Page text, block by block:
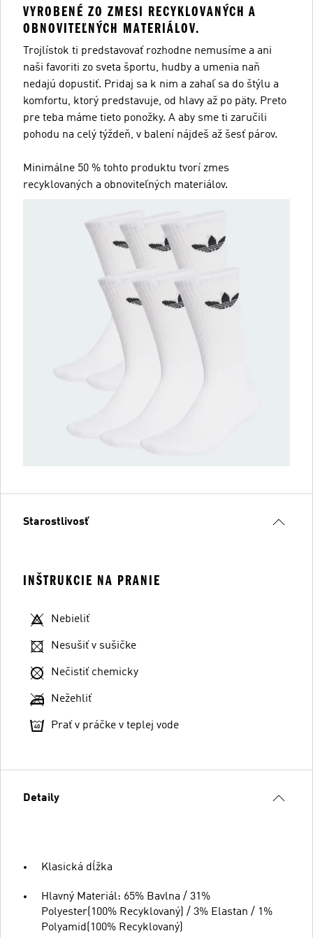
VYROBENÉ ZO ZMESI RECYKLOVANÝCH A
OBNOVITEĽNÝCH MATERIÁLOV.
Trojlístok ti predstavovať rozhodne nemusíme a ani
naši favoriti zo sveta športu, hudby a umenia naň
nedajú dopustiť. Pridaj sa k nim a zahaľ sa do štýlu a
komfortu, ktorý predstavuje, od hlavy až po päty. Preto
pre teba máme tieto ponožky. A aby sme ti zaručili
pohodu na celý týždeň, v balení nájdeš až šesť párov.
Minimálne 50 % tohto produktu tvorí zmes
recyklovaných a obnoviteľných materiálov.
Starostlivosť
INŠTRUKCIE NA PRANIE
Nebieliť
Nesušiť v sušičke
Nečistiť chemicky
Nežehliť
Prať v práčke v teplej vode
Detaily
Klasická dĺžka
Hlavný Materiál: 65% Bavlna / 31%
Polyester(100% Recyklovaný) / 3% Elastan / 1%
Polyamid(100% Recyklovaný)